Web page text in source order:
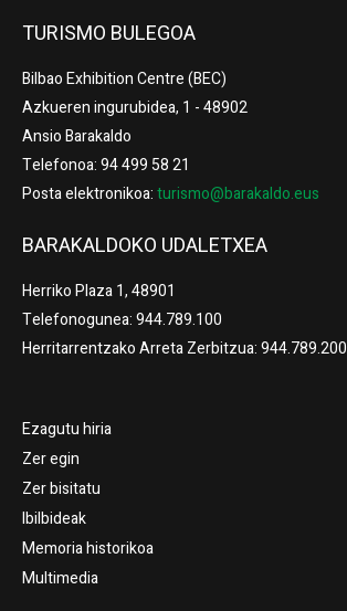
TURISMO BULEGOA
Bilbao Exhibition Centre (BEC)
Azkueren ingurubidea, 1 - 48902
Ansio Barakaldo
Telefonoa: 94 499 58 21
Posta elektronikoa:turismo@barakaldo.eus
BARAKALDOKO UDALETXEA
Herriko Plaza 1, 48901
Telefonogunea: 944.789.100
Herritarrentzako Arreta Zerbitzua: 944.789.200
Ezagutu hiria
Zer egin
Zer bisitatu
Ibilbideak
Memoria historikoa
Multimedia